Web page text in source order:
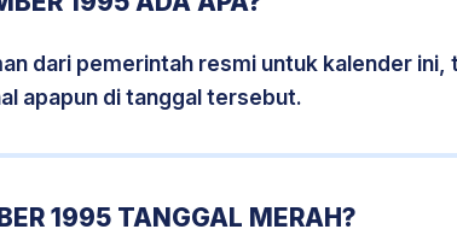
dari pemerintah resmi untuk kalender
apapun di tanggal tersebut.
1995 TANGGAL MERAH?